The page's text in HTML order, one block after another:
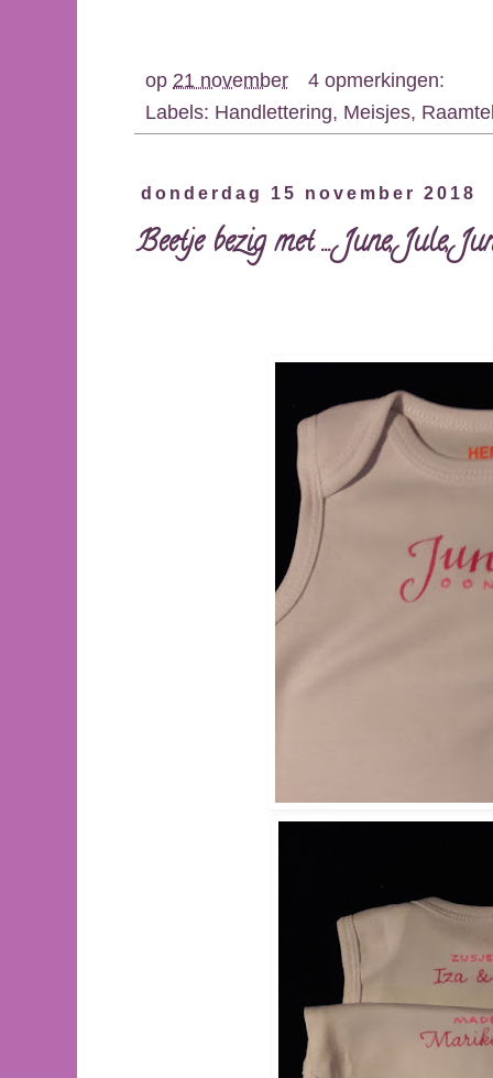
op 21 november
4 opmerkingen:
Labels: Handlettering, Meisjes,
donderdag 15 november 2018
Beetje bezig met ... June, Jule,